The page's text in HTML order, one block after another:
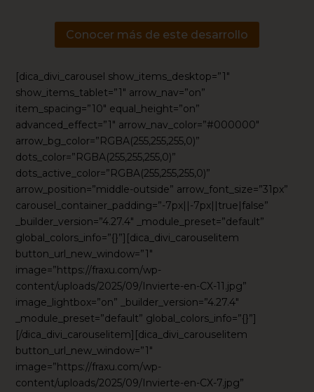
Conocer más de este desarrollo
[dica_divi_carousel show_items_desktop=”1″
show_items_tablet=”1″ arrow_nav=”on”
item_spacing=”10″ equal_height=”on”
advanced_effect=”1″ arrow_nav_color=”#000000″
arrow_bg_color=”RGBA(255,255,255,0)”
dots_color=”RGBA(255,255,255,0)”
dots_active_color=”RGBA(255,255,255,0)”
arrow_position=”middle-outside” arrow_font_size=”31px”
carousel_container_padding=”-7px||-7px||true|false”
_builder_version=”4.27.4″ _module_preset=”default”
global_colors_info=”{}”][dica_divi_carouselitem
button_url_new_window=”1″
image=”https://fraxu.com/wp-
content/uploads/2025/09/Invierte-en-CX-11.jpg”
image_lightbox=”on” _builder_version=”4.27.4″
_module_preset=”default” global_colors_info=”{}”]
[/dica_divi_carouselitem][dica_divi_carouselitem
button_url_new_window=”1″
image=”https://fraxu.com/wp-
content/uploads/2025/09/Invierte-en-CX-7.jpg”